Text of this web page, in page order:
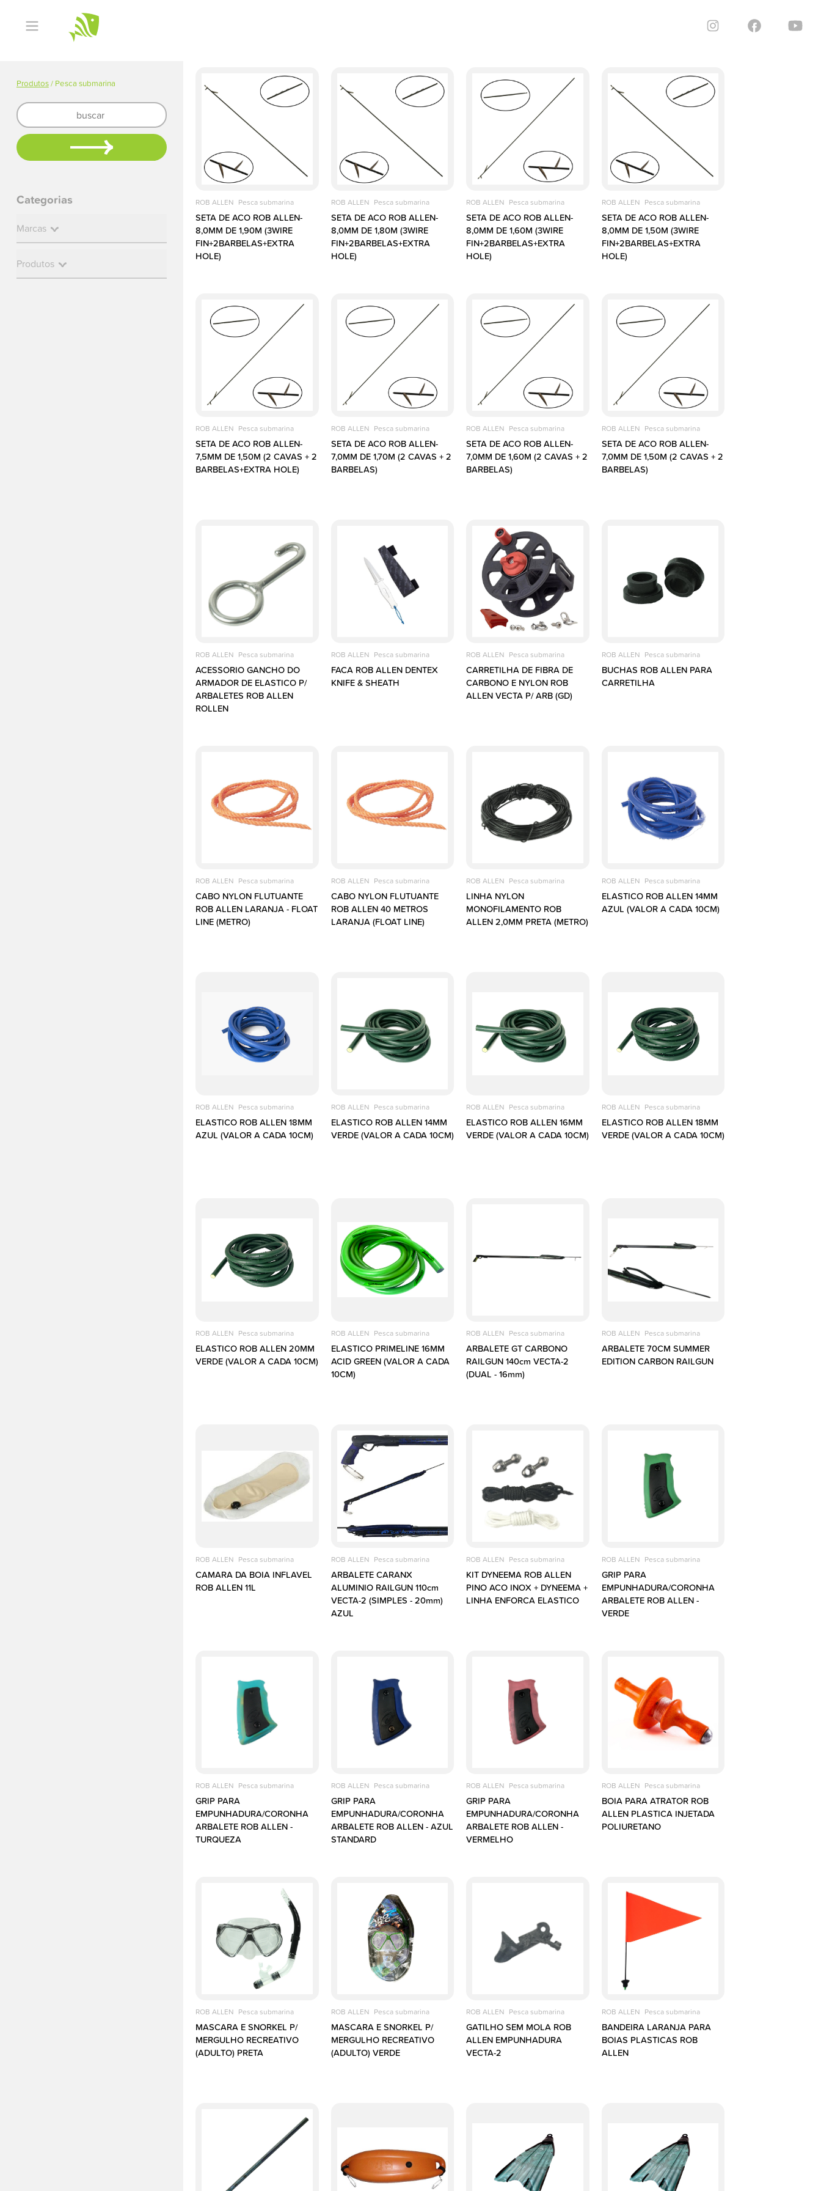
Quem
Produtos
manuais
Assistência
técnica
Contato
Produtos/ Pesca submarina
Categorias
Marcas
Produtos
Produtos/ Pesca submarina
Categorias
Marcas
Produtos
ROB ALLEN Pesca submarina
SETA DE ACO ROB ALLEN-
8,0MM DE 1,90M (3WIRE
FIN+2BARBELAS+EXTRA
HOLE)
ROB ALLEN Pesca submarina
SETA DE ACO ROB ALLEN-
8,0MM DE 1,80M (3WIRE
FIN+2BARBELAS+EXTRA
HOLE)
ROB ALLEN Pesca submarina
SETA DE ACO ROB ALLEN-
8,0MM DE 1,60M (3WIRE
FIN+2BARBELAS+EXTRA
HOLE)
ROB ALLEN Pesca submarina
SETA DE ACO ROB ALLEN-
8,0MM DE 1,50M (3WIRE
FIN+2BARBELAS+EXTRA
HOLE)
ROB ALLEN Pesca submarina
SETA DE ACO ROB ALLEN-
7,5MM DE 1,50M (2 CAVAS + 2
BARBELAS+EXTRA HOLE)
ROB ALLEN Pesca submarina
SETA DE ACO ROB ALLEN-
7,0MM DE 1,70M (2 CAVAS + 2
BARBELAS)
ROB ALLEN Pesca submarina
SETA DE ACO ROB ALLEN-
7,0MM DE 1,60M (2 CAVAS + 2
BARBELAS)
ROB ALLEN Pesca submarina
SETA DE ACO ROB ALLEN-
7,0MM DE 1,50M (2 CAVAS + 2
BARBELAS)
ROB ALLEN Pesca submarina
ACESSORIO GANCHO DO
ARMADOR DE ELASTICO P/
ARBALETES ROB ALLEN
ROLLEN
ROB ALLEN Pesca submarina
FACA ROB ALLEN DENTEX
KNIFE & SHEATH
ROB ALLEN Pesca submarina
CARRETILHA DE FIBRA DE
CARBONO E NYLON ROB
ALLEN VECTA P/ ARB (GD)
ROB ALLEN Pesca submarina
BUCHAS ROB ALLEN PARA
CARRETILHA
ROB ALLEN Pesca submarina
CABO NYLON FLUTUANTE
ROB ALLEN LARANJA - FLOAT
LINE (METRO)
ROB ALLEN Pesca submarina
CABO NYLON FLUTUANTE
ROB ALLEN 40 METROS
LARANJA (FLOAT LINE)
ROB ALLEN Pesca submarina
LINHA NYLON
MONOFILAMENTO ROB
ALLEN 2,0MM PRETA (METRO)
ROB ALLEN Pesca submarina
ELASTICO ROB ALLEN 14MM
AZUL (VALOR A CADA 10CM)
ROB ALLEN Pesca submarina
ELASTICO ROB ALLEN 18MM
AZUL (VALOR A CADA 10CM)
ROB ALLEN Pesca submarina
ELASTICO ROB ALLEN 14MM
VERDE (VALOR A CADA 10CM)
ROB ALLEN Pesca submarina
ELASTICO ROB ALLEN 16MM
VERDE (VALOR A CADA 10CM)
ROB ALLEN Pesca submarina
ELASTICO ROB ALLEN 18MM
VERDE (VALOR A CADA 10CM)
ROB ALLEN Pesca submarina
ELASTICO ROB ALLEN 20MM
VERDE (VALOR A CADA 10CM)
ROB ALLEN Pesca submarina
ELASTICO PRIMELINE 16MM
ACID GREEN (VALOR A CADA
10CM)
ROB ALLEN Pesca submarina
ARBALETE GT CARBONO
RAILGUN 140cm VECTA-2
(DUAL - 16mm)
ROB ALLEN Pesca submarina
ARBALETE 70CM SUMMER
EDITION CARBON RAILGUN
ROB ALLEN Pesca submarina
CAMARA DA BOIA INFLAVEL
ROB ALLEN 11L
ROB ALLEN Pesca submarina
ARBALETE CARANX
ALUMINIO RAILGUN 110cm
VECTA-2 (SIMPLES - 20mm)
AZUL
ROB ALLEN Pesca submarina
KIT DYNEEMA ROB ALLEN
PINO ACO INOX + DYNEEMA +
LINHA ENFORCA ELASTICO
ROB ALLEN Pesca submarina
GRIP PARA
EMPUNHADURA/CORONHA
ARBALETE ROB ALLEN -
VERDE
ROB ALLEN Pesca submarina
GRIP PARA
EMPUNHADURA/CORONHA
ARBALETE ROB ALLEN -
TURQUEZA
ROB ALLEN Pesca submarina
GRIP PARA
EMPUNHADURA/CORONHA
ARBALETE ROB ALLEN - AZUL
STANDARD
ROB ALLEN Pesca submarina
GRIP PARA
EMPUNHADURA/CORONHA
ARBALETE ROB ALLEN -
VERMELHO
ROB ALLEN Pesca submarina
BOIA PARA ATRATOR ROB
ALLEN PLASTICA INJETADA
POLIURETANO
ROB ALLEN Pesca submarina
MASCARA E SNORKEL P/
MERGULHO RECREATIVO
(ADULTO) PRETA
ROB ALLEN Pesca submarina
MASCARA E SNORKEL P/
MERGULHO RECREATIVO
(ADULTO) VERDE
ROB ALLEN Pesca submarina
GATILHO SEM MOLA ROB
ALLEN EMPUNHADURA
VECTA-2
ROB ALLEN Pesca submarina
BANDEIRA LARANJA PARA
BOIAS PLASTICAS ROB
ALLEN